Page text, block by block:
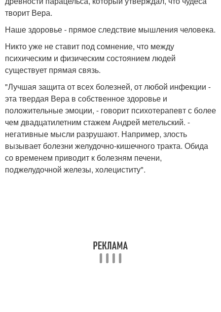
творит Вера.
Наше здоровье - прямое следствие мышления человека.
Никто уже не ставит под сомнение, что между
психическим и физическим состоянием людей
существует прямая связь.
"Лучшая защита от всех болезней, от любой инфекции -
эта твердая Вера в собственное здоровье и
положительные эмоции, - говорит психотерапевт с более
чем двадцатилетним стажем Андрей метельский. -
негативные мысли разрушают. Например, злость
вызывает болезни желудочно-кишечного тракта. Обида
со временем приводит к болезням печени,
поджелудочной железы, холециститу".